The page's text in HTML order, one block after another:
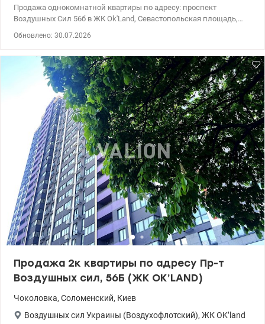
Продажа однокомнатной квартиры по адресу: проспект
Воздушных Сил 56б в ЖК Ok'Land, Севастопольская площадь,
кв.м., жилая – 15 кв.м., кухня – 18 кв.м. Планировка квартиры
лоджию и просторная комната. Окна выходят во двор, квартира
не угловая. На полу лазерная стяжка, установлены панорамные
окна, радиаторы, бронированная входная дверь, счетчики на
все, пожарная и охранная сигнализация. 3 лифта. Территория
ЖК находится под видеонаблюдением, есть охрана. На
территории ЖК есть подземный паркинг. В ЖК уже работают
кафе, магазины, салоны красоты, зоомагазины и другой бизнес.
Хорошо развита инфраструктура района. В пешей доступности
школы, садики, супермаркеты NOVUS, АТБ. Отличная
транспортная развязка до ближайших станций метро
Вокзальная или Шулявская 10-15 минут на общественном
транспорте, до остановки общественного транспорта 150 м. Дом
введен в эксплуатацию. Право собственности оформлено.
Рассматривается продажа только за наличные. Цена - 70 000
у.е., 0661825672 Екатерина, Valion.ua/1151942
Обновлено: 30.07.2026
Продажа 2к квартиры по адресу Пр-т
Воздушных сил, 56Б (ЖК OK’LAND)
Чоколовка, Соломенский, Киев
Воздушных сил Украины (Воздухофлотский), ЖК OK’land